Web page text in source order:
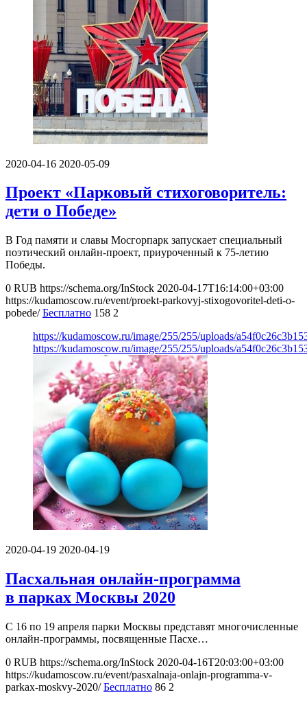
2020-04-16 2020-05-09
Проект «Парковый стихоговоритель:
дети о Победе»
В Год памяти и славы Мосгорпарк запускает специальный
поэтический онлайн-проект, приуроченный к 75-летию
Победы.
0 RUB https://schema.org/InStock 2020-04-17T16:14:00+03:00
https://kudamoscow.ru/event/proekt-parkovyj-stixogovoritel-deti-o-
pobede/ Бесплатно 158 2
https://kudamoscow.ru/image/255/255/uploads/
https://kudamoscow.ru/image/255/255/uploads/
2020-04-19 2020-04-19
Пасхальная онлайн-программа
в парках Москвы 2020
С 16 по 19 апреля парки Москвы представят многочисленные
онлайн-программы, посвященные Пасхе…
0 RUB https://schema.org/InStock 2020-04-16T20:03:00+03:00
https://kudamoscow.ru/event/pasxalnaja-onlajn-programma-v-
parkax-moskvy-2020/ Бесплатно 86 2